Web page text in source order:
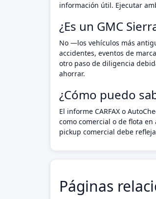
información útil. Ejecutar
¿Es un GMC
No —los vehículos más
accidentes, eventos de
otro paso de diligencia
ahorrar.
¿Cómo puedo
El informe CARFAX o
como comercial o de flota
pickup comercial debe
Páginas